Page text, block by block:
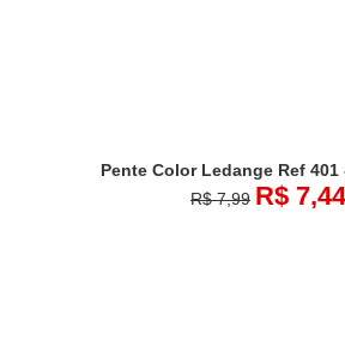
Pente Color Ledange Ref 401
R$ 7,99 R$ 7,44